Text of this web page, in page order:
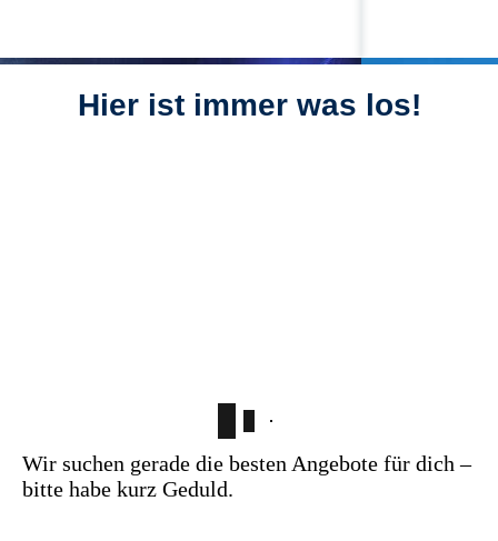
Hier ist immer was los!
Wir suchen gerade die besten Angebote für dich –
bitte habe kurz Geduld.